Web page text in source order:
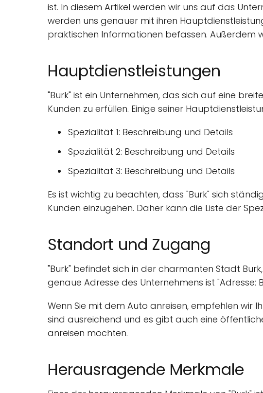
ist. In diesem Artikel werden wir uns auf das
werden uns genauer mit ihren
praktischen Informationen befassen. Außerdem
Hauptdienstleistungen
"Burk" ist ein Unternehmen, das sich auf eine
Kunden zu erfüllen. Einige seiner
Spezialität 1: Beschreibung und Details
Spezialität 2: Beschreibung und Details
Spezialität 3: Beschreibung und Details
Es ist wichtig zu beachten, dass "Burk" sich
Kunden einzugehen. Daher kann die Liste der
Standort und Zugang
"Burk" befindet sich in der charmanten Stadt
genaue Adresse des Unternehmens ist
Wenn Sie mit dem Auto anreisen, empfehlen wir
sind ausreichend und es gibt auch eine
anreisen möchten.
Herausragende Merkmale